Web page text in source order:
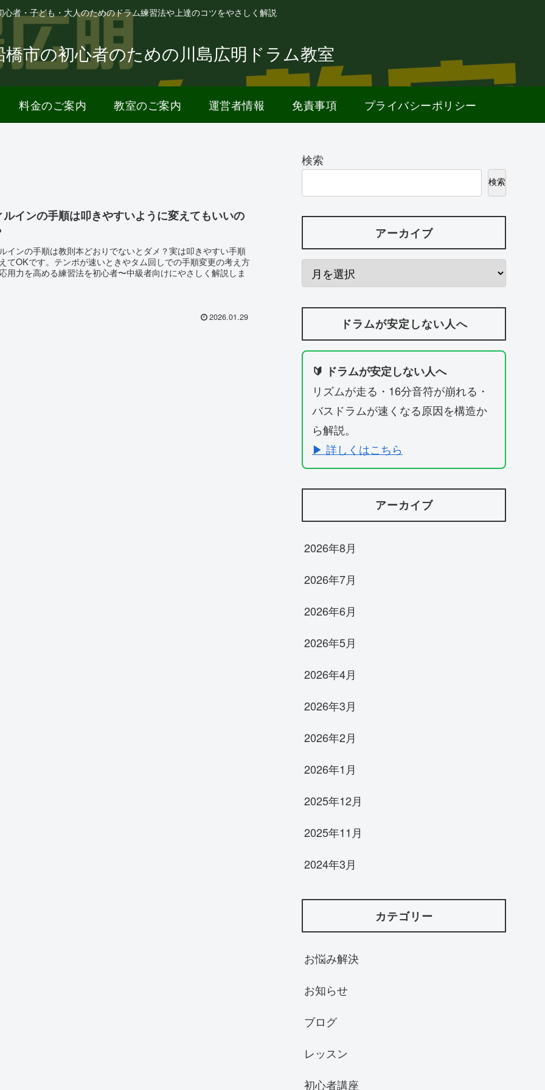
心者・子ども・大人のためのドラム練習法や上達のコツをやさしく解説
橋市の初心者のための川島広明ドラム教室
料金のご案内 教室のご案内 運営者情報 免責事項 プライバシーポリシー
ルインの手順は叩きやすいように変えてもいいの
インの手順は教則本どおりでないとダメ？実は叩きやすい手順
てOKです。テンポが速いときやタム回しでの手順変更の考え方
用力を高める練習法を初心者〜中級者向けにやさしく解説しま
2026.01.29
検索
検索
アーカイブ
ドラムが安定しない人へ
🔰 ドラムが安定しない人へ
リズムが走る・16分音符が崩れる・
バスドラムが速くなる原因を構造か
ら解説。
▶ 詳しくはこちら
アーカイブ
2026年8月
2026年7月
2026年6月
2026年5月
2026年4月
2026年3月
2026年2月
2026年1月
2025年12月
2025年11月
2024年3月
カテゴリー
お悩み解決
お知らせ
ブログ
レッスン
初心者講座